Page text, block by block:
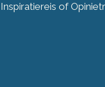
Inspiratiereis of